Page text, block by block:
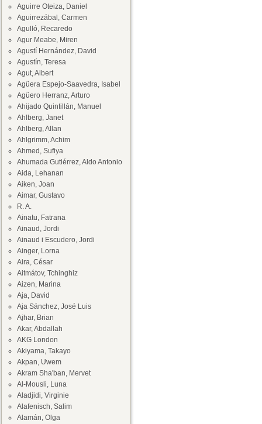
Aguirre Oteiza, Daniel
Aguirrezábal, Carmen
Agulló, Recaredo
Agur Meabe, Miren
Agustí Hernández, David
Agustín, Teresa
Agut, Albert
Agüera Espejo-Saavedra, Isabel
Agüero Herranz, Arturo
Ahijado Quintillán, Manuel
Ahlberg, Janet
Ahlberg, Allan
Ahlgrimm, Achim
Ahmed, Sufiya
Ahumada Gutiérrez, Aldo Antonio
Aida, Lehanan
Aiken, Joan
Aimar, Gustavo
R. A.
Ainatu, Fatrana
Ainaud, Jordi
Ainaud i Escudero, Jordi
Ainger, Lorna
Aira, César
Aitmátov, Tchinghiz
Aizen, Marina
Aja, David
Aja Sánchez, José Luis
Ajhar, Brian
Akar, Abdallah
AKG London
Akiyama, Takayo
Akpan, Uwem
Akram Sha'ban, Mervet
Al-Mousli, Luna
Aladjidi, Virginie
Alafenisch, Salim
Alamán, Olga